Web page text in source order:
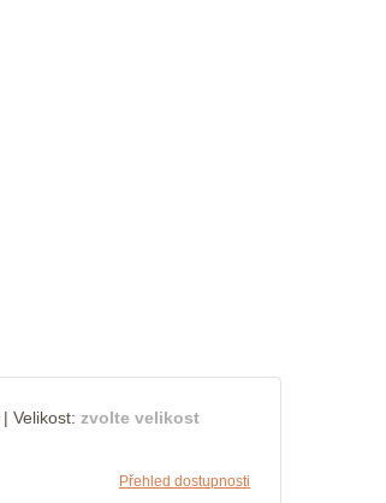
| Velikost: zvolte velikost
Přehled dostupnosti